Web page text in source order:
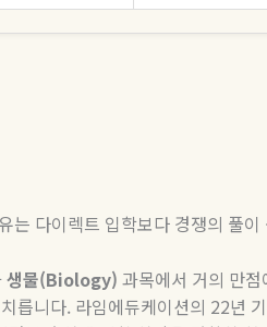
는 다이렉트 입학보다 경쟁의 풀
생물(Biology) 과목에서 거의 만
릅니다. 라임에듀케이션의 22년